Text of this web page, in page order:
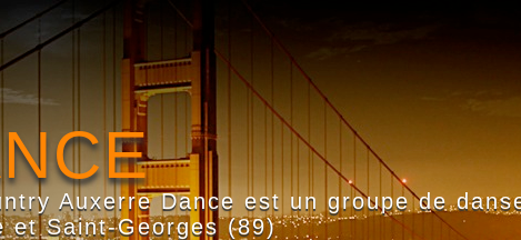
Auxerre Dance est un groupe de
et Saint-Georges (89)